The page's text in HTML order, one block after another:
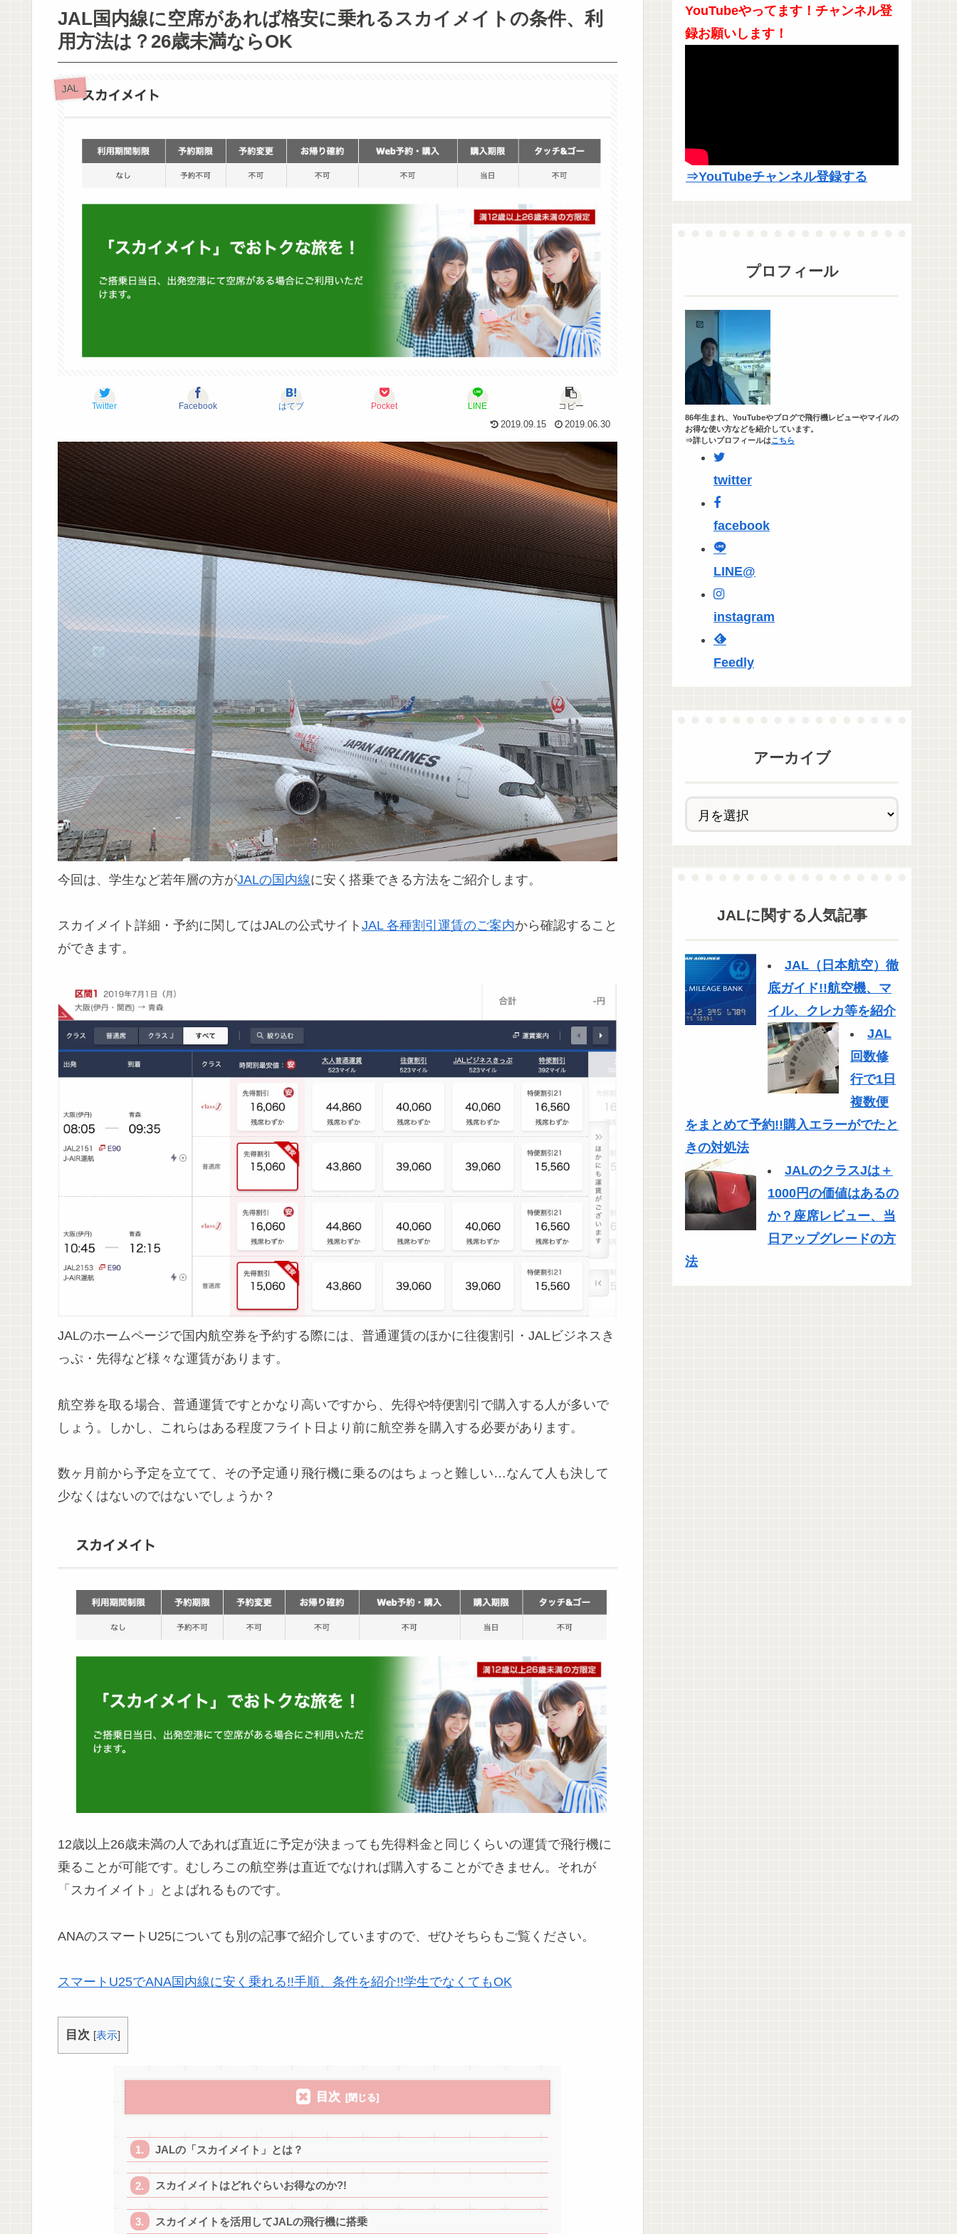
JAL国内線に空席があれば格安に乗れるスカイメイトの条件、利
用方法は？26歳未満ならOK
JAL
Twitter Facebook はてブ Pocket LINE
コピー
2019.09.15
2019.06.30
今回は、学生など若年層の方がJALの国内線に安く搭乗できる方法をご紹介します。
スカイメイト詳細・予約に関してはJALの公式サイト JAL 各種割引運賃のご案内から確認すること
ができます。
JALのホームページで国内航空券を予約する際には、普通運賃のほかに往復割引・JALビジネスき
っぷ・先得など様々な運賃があります。
航空券を取る場合、普通運賃ですとかなり高いですから、先得や特便割引で購入する人が多いで
しょう。しかし、これらはある程度フライト日より前に航空券を購入する必要があります。
数ヶ月前から予定を立てて、その予定通り飛行機に乗るのはちょっと難しい…なんて人も決して
少なくはないのではないでしょうか？
12歳以上26歳未満の人であれば直近に予定が決まっても先得料金と同じくらいの運賃で飛行機に
乗ることが可能です。むしろこの航空券は直近でなければ購入することができません。それが
「スカイメイト」とよばれるものです。
ANAのスマートU25についても別の記事で紹介していますので、ぜひそちらもご覧ください。
スマートU25でANA国内線に安く乗れる!!手順、条件を紹介!!学生でなくてもOK
目次 [表示]
目次
JALの「スカイメイト」とは？
スカイメイトはどれぐらいお得なのか?!
スカイメイトを活用してJALの飛行機に搭乗
YouTubeやってます！チャンネル登
録お願いします！
⇒YouTubeチャンネル登録する
プロフィール
86年生まれ、YouTubeやブログで飛行機レビューやマイルの
お得な使い方などを紹介しています。
⇒詳しいプロフィールはこちら
twitter
facebook
LINE@
instagram
Feedly
アーカイブ
JALに関する人気記事
JAL（日本航空）徹
底ガイド!!航空機、マ
イル、クレカ等を紹介
JAL
回数修
行で1日
複数便
をまとめて予約!!購入エラーがでたと
きの対処法
JALのクラスJは＋
1000円の価値はあるの
か？座席レビュー、当
日アップグレードの方
法